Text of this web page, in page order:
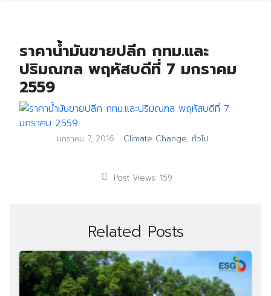
ราคาน้ำมันขายปลีก กทม.และ
ปริมณฑล พฤหัสบดีที่ 7 มกราคม
2559
มกราคม 7, 2016 Climate Change, ทั่วไป
Post Views: 159
Related Posts